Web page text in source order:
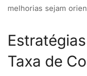
melhorias sejam
Taxa de